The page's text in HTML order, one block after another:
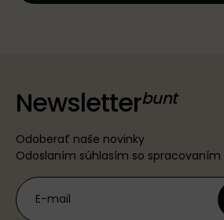
Newsletter
Odoberať naše novinky
Odoslaním súhlasím so spracovaním